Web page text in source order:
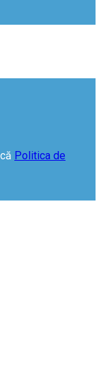
Politica de